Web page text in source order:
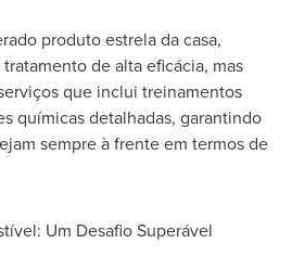
produto estrela da casa,
de alta eficácia, mas
que inclui treinamentos
químicas detalhadas, garantindo
sempre à frente em termos de
Um Desafio Superável